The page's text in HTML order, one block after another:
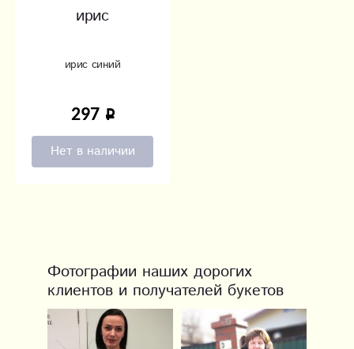
ирис
ирис синий
297
Нет в наличии
Фотографии наших дорогих
клиентов и получателей букетов